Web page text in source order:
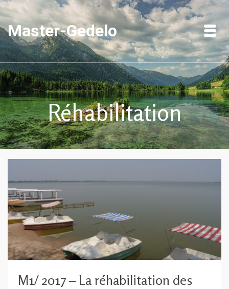
Master-Gedelo
Réhabilitation
M1/ 2017 – La réhabilitation des